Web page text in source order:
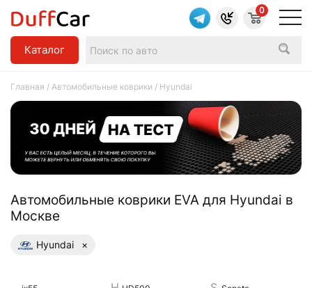
Каталог
0
Главная / Автомобильные коврики / Hyundai
Aвтомобильные коврики EVA для Hyundai в
Москве
Hyundai ×